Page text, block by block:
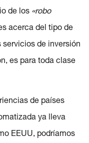
de los «robo
acerca del tipo de
de inversión
es para toda clase
de países
ya lleva
EEUU, podríamos